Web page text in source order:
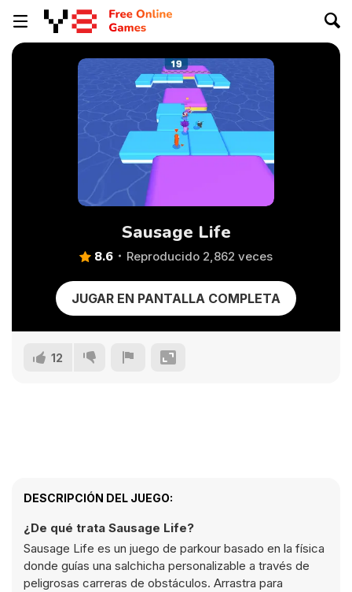
Sausage Life
8.6 Reproducido 2,862 veces
JUGAR EN PANTALLA COMPLETA
12
DESCRIPCIÓN DEL JUEGO:
¿De qué trata Sausage Life?
Sausage Life es un juego de parkour basado en la física
donde guías una salchicha personalizable a través de
peligrosas carreras de obstáculos. Arrastra para